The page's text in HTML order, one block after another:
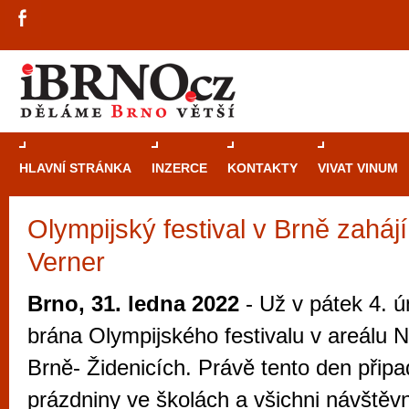
HLAVNÍ STRÁNKA INZERCE KONTAKTY VIVAT VINUM
Olympijský festival v Brně
Verner
Brno, 31. ledna 2022 - Už v pátek 4.
brána Olympijského festivalu v areálu
Brně- Židenicích. Právě tento den
prázdniny ve školách a všichni
Průvodce
Brno je
zajímavé
restaurace,
Mimo jiné je ale také místem, kde si